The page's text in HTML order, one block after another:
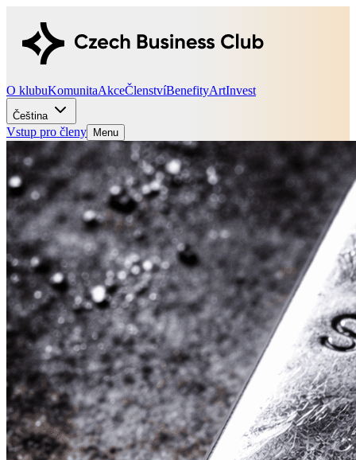
O klubuKomunitaAkceČlenstvíBenefityArtInvest
Čeština
Vstup pro členy Menu